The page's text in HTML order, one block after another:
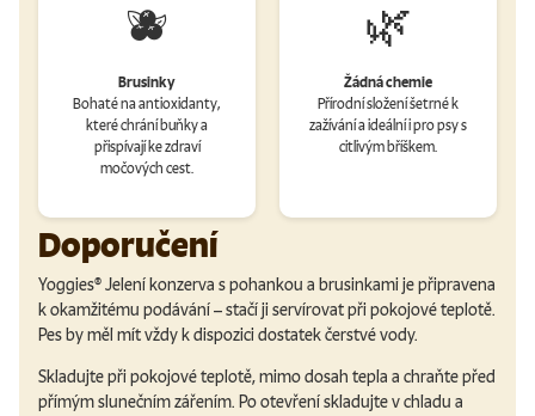
🫐
Brusinky
Bohaté na antioxidanty,
které chrání buňky a
přispívají ke zdraví
močových cest.
🌿
Žádná chemie
Přírodní složení šetrné k
zažívání a ideální i pro psy s
citlivým bříškem.
Doporučení
Yoggies®Jelení konzerva s pohankou a brusinkami je připravena
k okamžitému podávání – stačí ji servírovat při pokojové teplotě.
Pes by měl mít vždy k dispozici dostatek čerstvé vody.
Skladujte při pokojové teplotě, mimo dosah tepla a chraňte před
přímým slunečním zářením. Po otevření skladujte v chladu a